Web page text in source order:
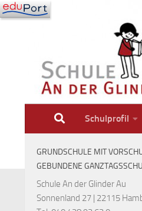
Zum Inhalt springen
Schulprofil
GRUNDSCHULE MIT
GEBUNDENE
Schule An der Glinder Au
Sonnenland 27 | 22115